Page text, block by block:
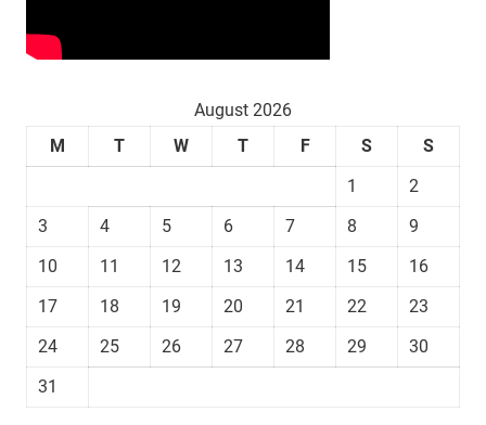
August 2026
M
T W T F S
S
1
2
3
4 5 6 7 8
9
10
11 12 13 14 15
16
17
18 19 20 21 22
23
24
25 26 27 28 29
30
31